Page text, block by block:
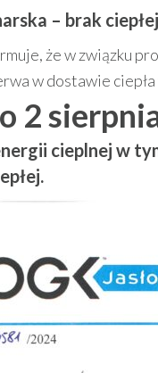
– brak
że w związku
w dostawie ciepła
2
cieplnej w